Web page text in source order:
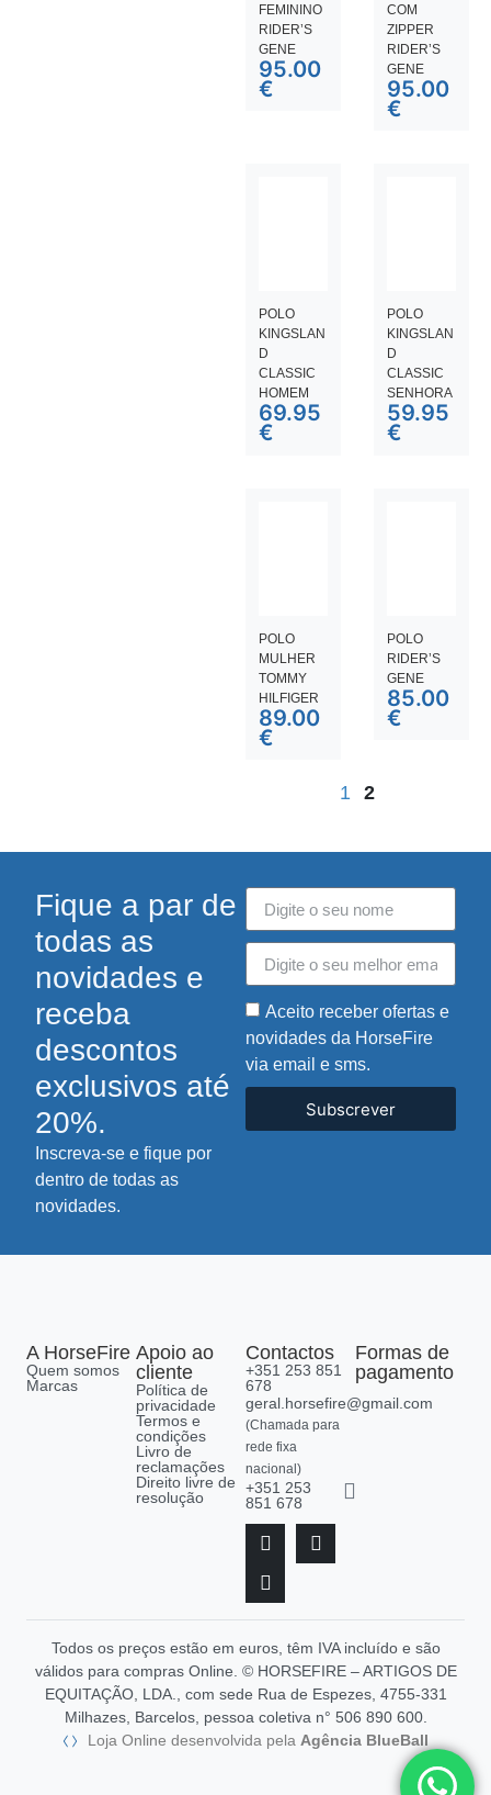
FEMININO
RIDER’S
GENE
95.00
€
COM
ZIPPER
RIDER’S
GENE
95.00
€
POLO
KINGSLAN
D
CLASSIC
HOMEM
69.95
€
POLO
KINGSLAN
D
CLASSIC
SENHORA
59.95
€
POLO
MULHER
TOMMY
HILFIGER
89.00
€
POLO
RIDER’S
GENE
85.00
€
1 2
Fique a par de
todas as
novidades e
receba
descontos
exclusivos até
20%.
Inscreva-se e fique por
dentro de todas as
novidades.
Aceito receber ofertas e
novidades da HorseFire
via email e sms.
Subscrever
A HorseFire
Quem somos
Marcas
Apoio ao
cliente
Política de
privacidade
Termos e
condições
Livro de
reclamações
Direito livre de
resolução
Contactos
+351 253 851
678
geral.horsefire@gmail.com
(Chamada para
rede fixa
nacional)
+351 253
851 678
Formas de
pagamento
Todos os preços estão em euros, têm IVA incluído e são
válidos para compras Online. © HORSEFIRE – ARTIGOS DE
EQUITAÇÃO, LDA., com sede Rua de Espezes, 4755-331
Milhazes, Barcelos, pessoa coletiva n° 506 890 600.
Loja Online desenvolvida pela Agência BlueBall